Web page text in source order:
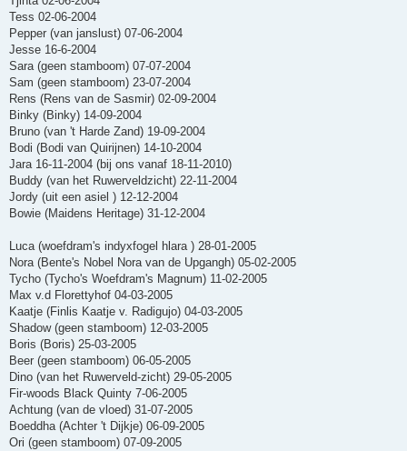
Tess 02-06-2004
Pepper (van janslust) 07-06-2004
Jesse 16-6-2004
Sara (geen stamboom) 07-07-2004
Sam (geen stamboom) 23-07-2004
Rens (Rens van de Sasmir) 02-09-2004
Binky (Binky) 14-09-2004
Bruno (van 't Harde Zand) 19-09-2004
Bodi (Bodi van Quirijnen) 14-10-2004
Jara 16-11-2004 (bij ons vanaf 18-11-2010)
Buddy (van het Ruwerveldzicht) 22-11-2004
Jordy (uit een asiel ) 12-12-2004
Bowie (Maidens Heritage) 31-12-2004
Luca (woefdram's indyxfogel hlara ) 28-01-2005
Nora (Bente's Nobel Nora van de Upgangh) 05-02-2005
Tycho (Tycho's Woefdram's Magnum) 11-02-2005
Max v.d Florettyhof 04-03-2005
Kaatje (Finlis Kaatje v. Radigujo) 04-03-2005
Shadow (geen stamboom) 12-03-2005
Boris (Boris) 25-03-2005
Beer (geen stamboom) 06-05-2005
Dino (van het Ruwerveld-zicht) 29-05-2005
Fir-woods Black Quinty 7-06-2005
Achtung (van de vloed) 31-07-2005
Boeddha (Achter 't Dijkje) 06-09-2005
Ori (geen stamboom) 07-09-2005